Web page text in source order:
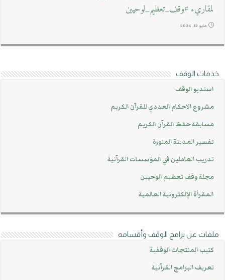
لمقاريء #وقف_تعظيم_لوحيين
مايو 12, 2026
خدمات الوقف
استديو الوقف
مشروع الاحكام العددي للقرآن الكريم
مسابقة حفظ القرآن الكريم
تفسير المدينة المنورة
تدريب العاملين في المؤسسات القرآنية
مجلة وقف تعظيم الوحيين
المقرأة الإلكترونية العالمية
ملفات عن برامج الوقف وأقسامه
كتيب المنتجات الوقفية
تعريف البرامج القرآنية